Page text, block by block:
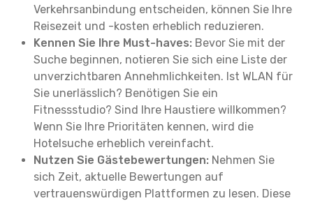
Verkehrsanbindung entscheiden, können Sie Ihre
Reisezeit und -kosten erheblich reduzieren.
Kennen Sie Ihre Must-haves: Bevor Sie mit der
Suche beginnen, notieren Sie sich eine Liste der
unverzichtbaren Annehmlichkeiten. Ist WLAN für
Sie unerlässlich? Benötigen Sie ein
Fitnessstudio? Sind Ihre Haustiere willkommen?
Wenn Sie Ihre Prioritäten kennen, wird die
Hotelsuche erheblich vereinfacht.
Nutzen Sie Gästebewertungen: Nehmen Sie
sich Zeit, aktuelle Bewertungen auf
vertrauenswürdigen Plattformen zu lesen. Diese